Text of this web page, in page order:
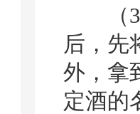
（3
后，先
外，拿
定酒的